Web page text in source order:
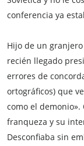
conferencia ya
Hijo de un
recién llegado
errores de
ortográficos) que
como el
franqueza y su
Desconfiaba sin